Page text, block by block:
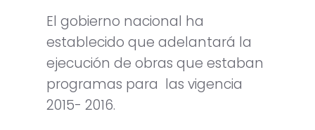
El gobierno nacional ha
establecido que adelantará la
ejecución de obras que estaban
programas para las vigencia
2015- 2016.